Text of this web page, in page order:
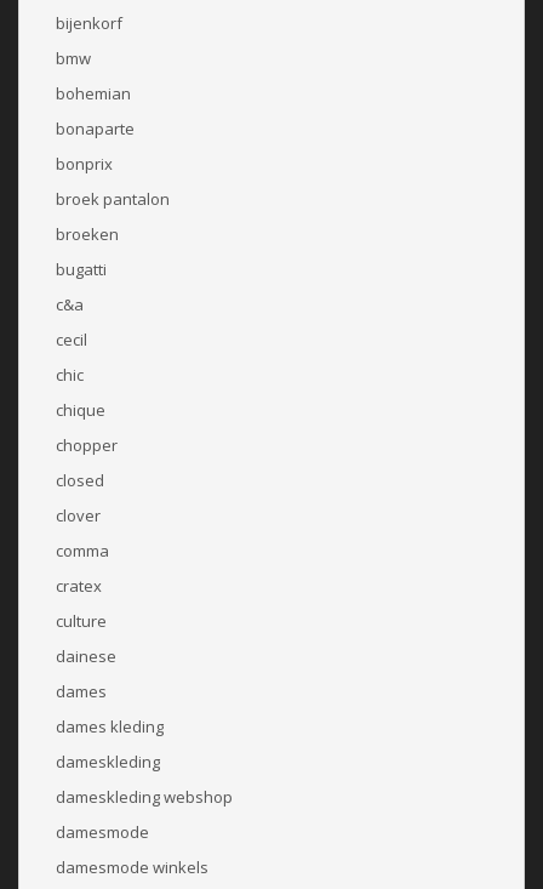
bijenkorf
bmw
bohemian
bonaparte
bonprix
broek pantalon
broeken
bugatti
c&a
cecil
chic
chique
chopper
closed
clover
comma
cratex
culture
dainese
dames
dames kleding
dameskleding
dameskleding webshop
damesmode
damesmode winkels